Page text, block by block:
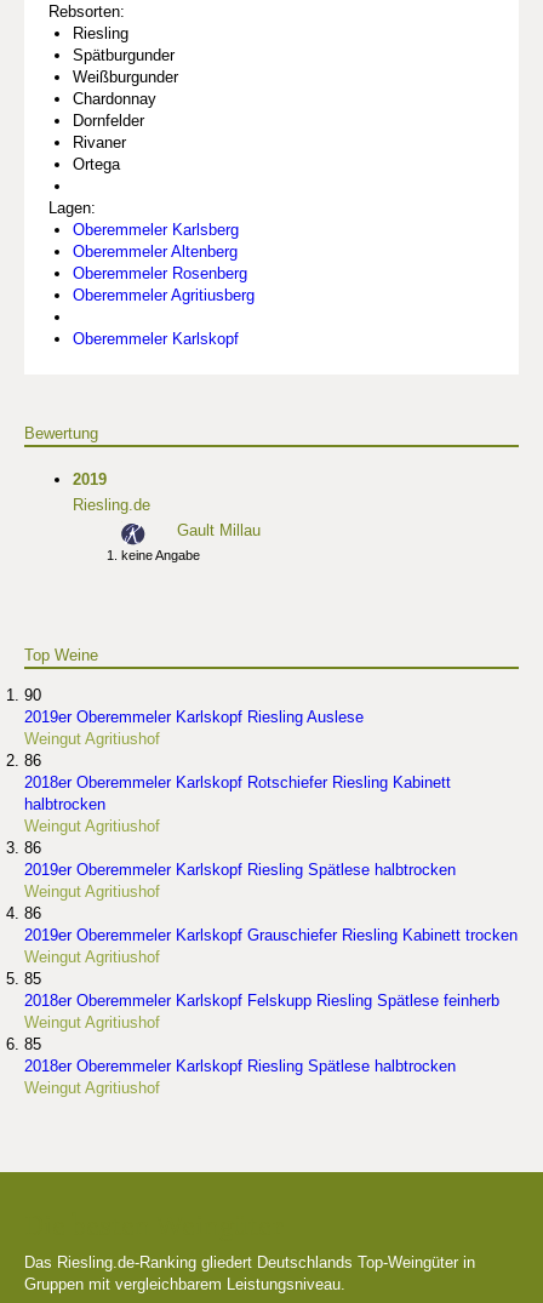
Rebsorten:
Riesling
Spätburgunder
Weißburgunder
Chardonnay
Dornfelder
Rivaner
Ortega
Lagen:
Oberemmeler Karlsberg
Oberemmeler Altenberg
Oberemmeler Rosenberg
Oberemmeler Agritiusberg
Oberemmeler Karlskopf
Bewertung
2019
Riesling.de
Gault Millau
keine Angabe
Top Weine
90
2019er Oberemmeler Karlskopf Riesling Auslese
Weingut Agritiushof
86
2018er Oberemmeler Karlskopf Rotschiefer Riesling Kabinett
halbtrocken
Weingut Agritiushof
86
2019er Oberemmeler Karlskopf Riesling Spätlese halbtrocken
Weingut Agritiushof
86
2019er Oberemmeler Karlskopf Grauschiefer Riesling Kabinett trocken
Weingut Agritiushof
85
2018er Oberemmeler Karlskopf Felskupp Riesling Spätlese feinherb
Weingut Agritiushof
85
2018er Oberemmeler Karlskopf Riesling Spätlese halbtrocken
Weingut Agritiushof
Das Riesling.de-Ranking gliedert Deutschlands Top-Weingüter in
Gruppen mit vergleichbarem Leistungsniveau.